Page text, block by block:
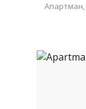
Апартман